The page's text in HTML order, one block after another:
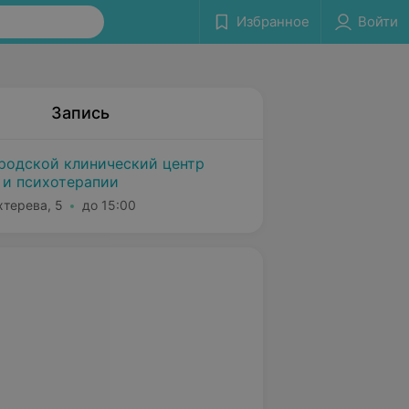
Избранное Войти
Запись
клинический центр
психотерапии
5 до 15:00